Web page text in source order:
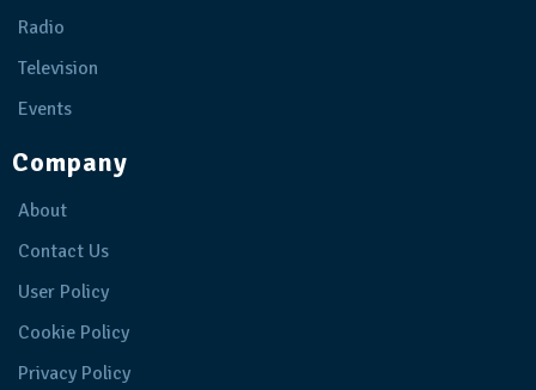
Radio
Television
Events
Company
About
Contact Us
User Policy
Cookie Policy
Privacy Policy